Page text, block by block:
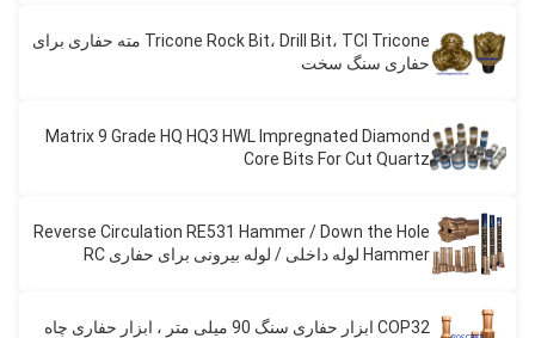
Tricone Rock Bit، Drill Bit، TCI Tricone مته حفاری برای
حفاری سنگ سخت
Matrix 9 Grade HQ HQ3 HWL Impregnated Diamond
Core Bits For Cut Quartz
Reverse Circulation RE531 Hammer / Down the Hole
Hammer لوله داخلی / لوله بیرونی برای حفاری RC
COP32 ابزار حفاری سنگ 90 میلی متر ، ابزار حفاری چاه